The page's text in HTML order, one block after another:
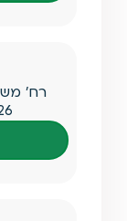
רח' משה פלימן